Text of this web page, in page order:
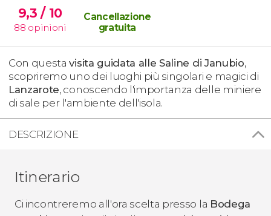
9,3/ 10
88 opinioni
Cancellazione
gratuita
Con questavisita guidata alle Saline di Janubio,
scopriremo uno dei luoghi più singolari e magici di
Lanzarote, conoscendo l'importanza delle miniere
di sale per l'ambiente dell'isola.
DESCRIZIONE
Itinerario
Ci incontreremo all'ora scelta presso la Bodega